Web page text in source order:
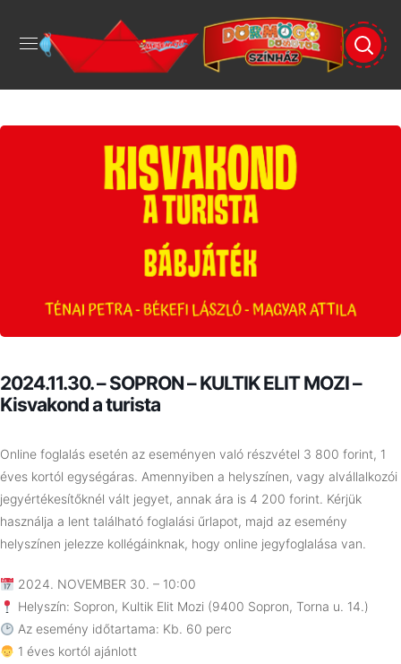
2024.11.30. – SOPRON – KULTIK ELIT MOZI –
Kisvakond a turista
Online foglalás esetén az eseményen való részvétel 3 800 forint, 1
éves kortól egységáras. Amennyiben a helyszínen, vagy alvállalkozói
jegyértékesítőknél vált jegyet, annak ára is 4 200 forint. Kérjük
használja a lent található foglalási űrlapot, majd az esemény
helyszínen jelezze kollégáinknak, hogy online jegyfoglalása van.
2024. NOVEMBER 30. – 10:00
Helyszín: Sopron, Kultik Elit Mozi (9400 Sopron, Torna u. 14.)
Az esemény időtartama: Kb. 60 perc
1 éves kortól ajánlott